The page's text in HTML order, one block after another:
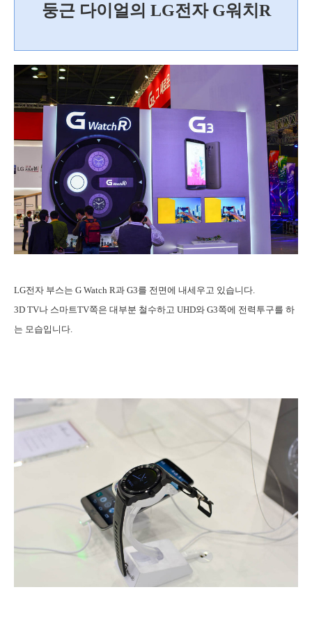
둥근 다이얼의 LG전자 G워치R
LG전자 부스는 G Watch R과 G3를 전면에 내세우고 있습니다.
3D TV나 스마트TV쪽은 대부분 철수하고 UHD와 G3쪽에 전력투구를 하
는 모습입니다.